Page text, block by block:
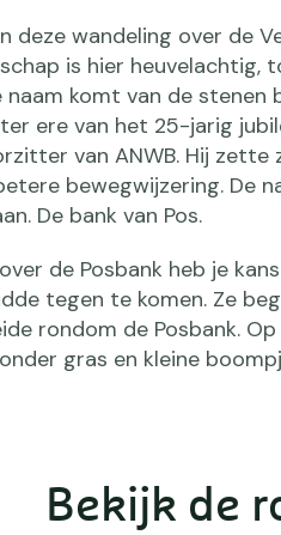
deze wandeling over de
is hier heuvelachtig,
naam komt van de stenen
ere van het 25-jarig
van ANWB. Hij zette
bewegwijzering. De
De bank van Pos.
de Posbank heb je
tegen te komen. Ze
rondom de Posbank.
gras en kleine
Bekijk de